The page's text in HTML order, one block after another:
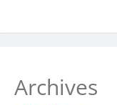
Archives